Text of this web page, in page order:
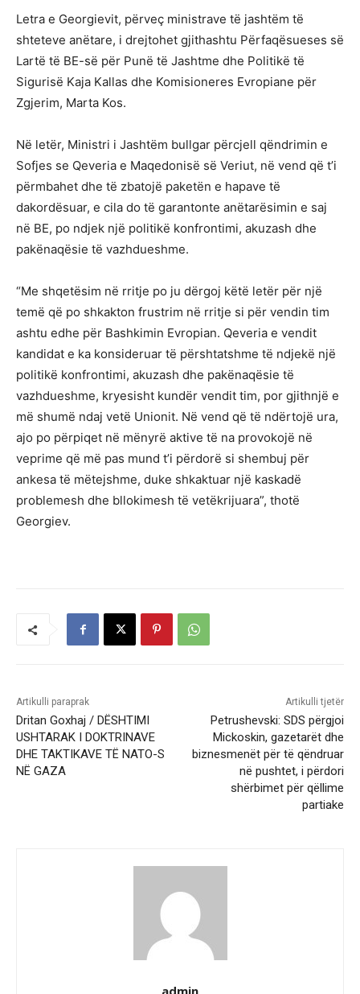
Letra e Georgievit, përveç ministrave të jashtëm të
shteteve anëtare, i drejtohet gjithashtu Përfaqësueses së
Lartë të BE-së për Punë të Jashtme dhe Politikë të
Sigurisë Kaja Kallas dhe Komisioneres Evropiane për
Zgjerim, Marta Kos.
Në letër, Ministri i Jashtëm bullgar përcjell qëndrimin e
Sofjes se Qeveria e Maqedonisë së Veriut, në vend që t’i
përmbahet dhe të zbatojë paketën e hapave të
dakordësuar, e cila do të garantonte anëtarësimin e saj
në BE, po ndjek një politikë konfrontimi, akuzash dhe
pakënaqësie të vazhdueshme.
“Me shqetësim në rritje po ju dërgoj këtë letër për një
temë që po shkakton frustrim në rritje si për vendin tim
ashtu edhe për Bashkimin Evropian. Qeveria e vendit
kandidat e ka konsideruar të përshtatshme të ndjekë një
politikë konfrontimi, akuzash dhe pakënaqësie të
vazhdueshme, kryesisht kundër vendit tim, por gjithnjë e
më shumë ndaj vetë Unionit. Në vend që të ndërtojë ura,
ajo po përpiqet në mënyrë aktive të na provokojë në
veprime që më pas mund t’i përdorë si shembuj për
ankesa të mëtejshme, duke shkaktuar një kaskadë
problemesh dhe bllokimesh të vetëkrijuara”, thotë
Georgiev.
Artikulli paraprak
Dritan Goxhaj / DËSHTIMI
USHTARAK I DOKTRINAVE
DHE TAKTIKAVE TË NATO-S
NË GAZA
Artikulli tjetër
Petrushevski: SDS përgjoi
Mickoskin, gazetarët dhe
biznesmenët për të qëndruar
në pushtet, i përdori
shërbimet për qëllime
partiake